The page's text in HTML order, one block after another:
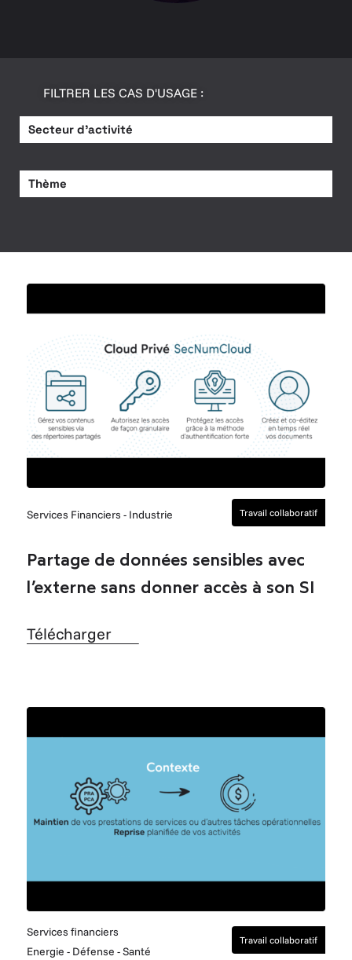
FILTRER LES CAS D'USAGE :
Secteur d’activité
Thème
Services Financiers - Industrie Travail collaboratif
Partage de données sensibles avec
l’externe sans donner accès à son SI
Télécharger
Services financiers
Energie - Défense - Santé
Travail collaboratif